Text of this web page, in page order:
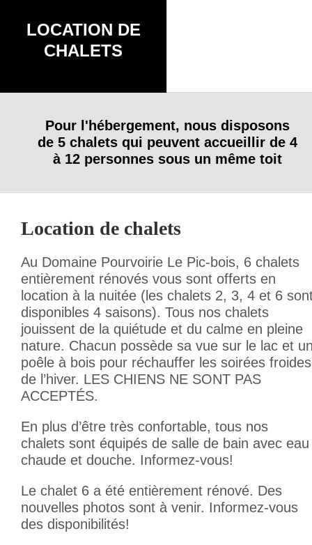
LOCATION DE
CHALETS
Pour l'hébergement, nous disposons
de 5 chalets qui peuvent accueillir de 4
à 12 personnes sous un même toit
Location de chalets
Au Domaine Pourvoirie Le Pic-bois, 6 chalets
entièrement rénovés vous sont offerts en
location à la nuitée (les chalets 2, 3, 4 et 6
disponibles 4 saisons). Tous nos chalets
jouissent de la quiétude et du calme en pleine
nature. Chacun possède sa vue sur le lac et
poêle à bois pour réchauffer les soirées froides
de l’hiver. LES CHIENS NE SONT PAS
ACCEPTÉS.
En plus d’être très confortable, tous nos
chalets sont équipés de salle de bain avec eau
chaude et douche. Informez-vous!
Le chalet 6 a été entièrement rénové. Des
nouvelles photos sont à venir. Informez-vous
des disponibilités!